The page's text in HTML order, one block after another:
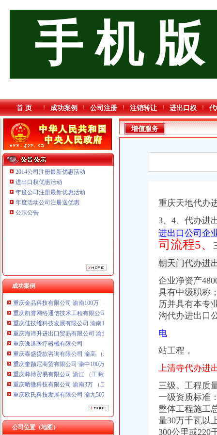
手 机 版
首 页 成功案例 公司注册 注销转让 进出口权
2014公司注册最新优惠活动
进出口权优惠活动
年度公司注册最新优惠活动
年度活动公司注册送优惠
公示公告
成功案例
重庆海谛升进出口贸易有限公司 渝北100万 （进出口权）
重庆欧氏科技发展有限公司 渝九50万 （进出口权）
重庆市明诚塑料制品有限责任公司 渝高100万 （进出口权）
重庆金品科技有限公司 渝南100万 （进出口权）
重庆凯誉网络通信技术工程有限公司 渝中300万 （工商变更）
重庆佳技维科技发展有限公司 渝南100万 （进出口权）
重庆海谛升进出口贸易有限公司 渝北100万 （进出口权）
重庆逸道医疗器械有限公司
重庆泰盛贷款咨询有限公司 渝高 （工商注册）
重庆奎颜尼商贸有限公司 渝中100万 （工商注册）
重庆尊博贸易有限公司 渝江 （工商注册）
重庆晒微科技有限公司 渝南3万 （工商注册）
重庆欧氏科技发展有限公司 渝九50万 （进出口权）
重庆市明诚塑料制品有限责任公司 渝高100万 （进出口权）
重庆金品科技有限公司 渝南100万 （进出口权）
重庆凯誉网络通信技术工程有限公司 渝中300万 （工商变更）
重庆佳技维科技发展有限公司 渝南100万 （进出口权）
公司位置（地图）
增值服务
重庆天地代办
3、4、 代办进
进出口公司企
司流程5、
朝天门代办进
企业净资产
具有中级职称
历并具有本专
沟代办进出口
电
站工程，
上清寺代办进
三级。工程质
一级资质标准
整体工程施工
量30万千瓦以
300公里或220